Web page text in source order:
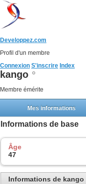
Developpez.com
Profil d'un membre
Connexion S'inscrire Index
kango
Membre émérite
Mes informations
Informations de base
Âge
47
Informations de kango